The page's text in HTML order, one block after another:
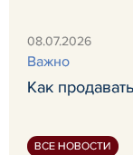
08.07.2026
Важно
Как
ВСЕ НОВОСТИ